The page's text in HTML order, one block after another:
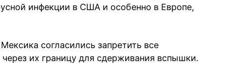
инфекции в США и особенно в Европе,
согласились запретить все
их границу для сдерживания вспышки.